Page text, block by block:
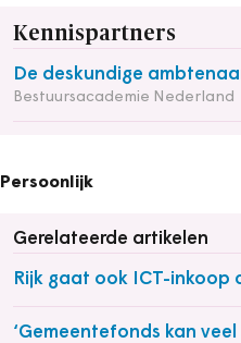
Kennispartners
De deskundige
Bestuursacademie Nederland
Persoonlijk
Gerelateerde artikelen
Rijk gaat ook ICT-inkoop
‘Gemeentefonds kan veel